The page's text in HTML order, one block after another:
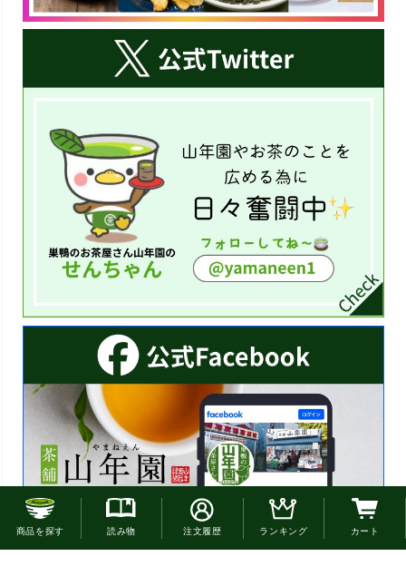
お電話でのご注文はこちら
商品を探す 読み物 注文履歴 ランキング カート